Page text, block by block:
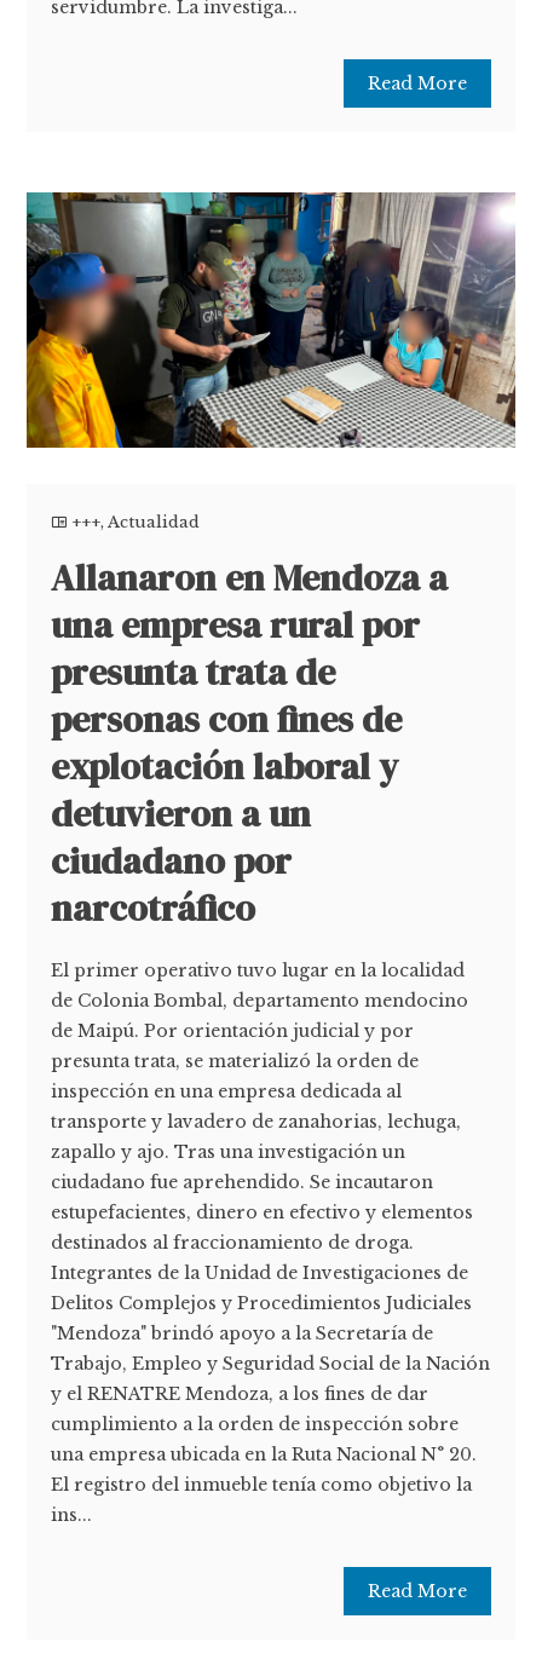
servidumbre. La investiga...
Read More
+++,Actualidad
Allanaron en Mendoza a
una empresa rural por
presunta trata de
personas con fines de
explotación laboral y
detuvieron a un
ciudadano por
narcotráfico
El primer operativo tuvo lugar en la localidad
de Colonia Bombal, departamento mendocino
de Maipú. Por orientación judicial y por
presunta trata, se materializó la orden de
inspección en una empresa dedicada al
transporte y lavadero de zanahorias, lechuga,
zapallo y ajo. Tras una investigación un
ciudadano fue aprehendido. Se incautaron
estupefacientes, dinero en efectivo y elementos
destinados al fraccionamiento de droga.
Integrantes de la Unidad de Investigaciones de
Delitos Complejos y Procedimientos Judiciales
"Mendoza" brindó apoyo a la Secretaría de
Trabajo, Empleo y Seguridad Social de la Nación
y el RENATRE Mendoza, a los fines de dar
cumplimiento a la orden de inspección sobre
una empresa ubicada en la Ruta Nacional N° 20.
El registro del inmueble tenía como objetivo la
ins...
Read More